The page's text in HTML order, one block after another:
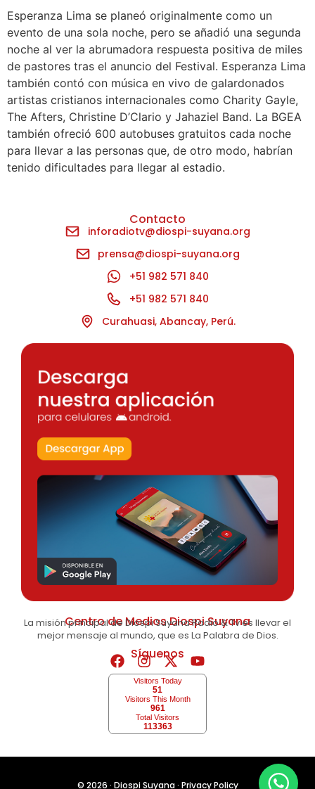
Esperanza Lima se planeó originalmente como un
evento de una sola noche, pero se añadió una segunda
noche al ver la abrumadora respuesta positiva de miles
de pastores tras el anuncio del Festival. Esperanza Lima
también contó con música en vivo de galardonados
artistas cristianos internacionales como Charity Gayle,
The Afters, Christine D’Clario y Jahaziel Band. La BGEA
también ofreció 600 autobuses gratuitos cada noche
para llevar a las personas que, de otro modo, habrían
tenido dificultades para llegar al estadio.
Centro de Medios Diospi Suyana
La misión principal de Diospi Suyana Radio & Tv es llevar el
mejor mensaje al mundo, que es La Palabra de Dios.
Síguenos
Visitors Today
51
Visitors This Month
961
Total Visitors
113363
Contacto
inforadiotv@diospi-suyana.org
prensa@diospi-suyana.org
+51 982 571 840
+51 982 571 840
Curahuasi, Abancay, Perú.
© 2026 · Diospi Suyana· Privacy Policy